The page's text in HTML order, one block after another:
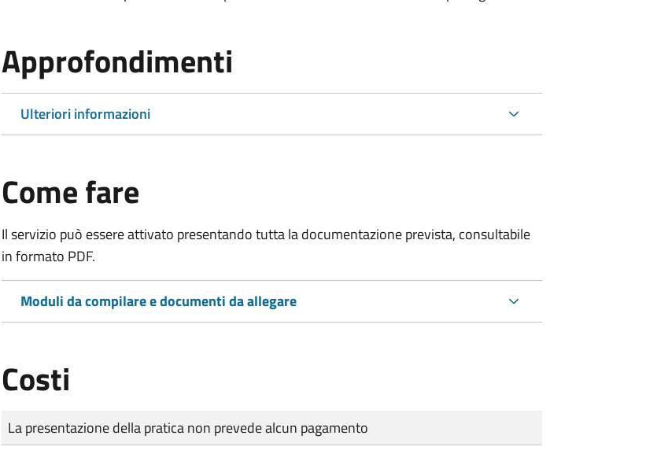
Approfondimenti
Ulteriori informazioni
Come fare
Il servizio può essere attivato presentando tutta la documentazione prevista, consultabile
in formato PDF.
Moduli da compilare e documenti da allegare
Costi
Tipo di pagamento
Importo
La presentazione della pratica non prevede alcun pagamento